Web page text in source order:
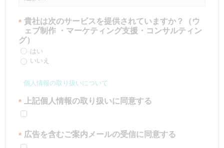
* 貴社は次のサービスを提供されていますか？（ウ
ェブ制作 ・マーケティング支援・コンサルティン
グ）
はい
いいえ
個人情報の取り扱いについて
* 上記個人情報の取り扱いに同意する
* 広告を含むご案内メールの受信に同意する